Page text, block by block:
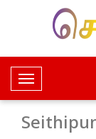
T
o
g
g